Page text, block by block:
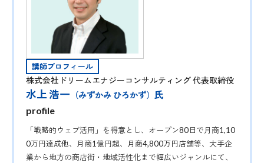
講師プロフィール
株式会社ドリームエナジーコンサルティング 代表取締役
水上 浩一 （みずかみ ひろかず）
氏
profile
「戦略的ウェブ活用」を得意とし、オープン80日で月商1,10
0万円達成他、月商1億円超、月商4,800万円店舗等、大手企
業から地方の商店街・地域活性化まで幅広いジャンルにて、